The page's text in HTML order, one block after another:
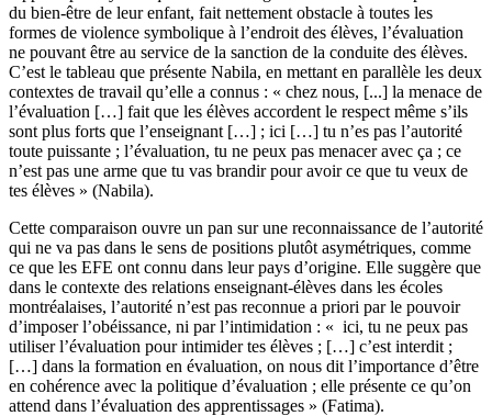
du bien-être de leur enfant, fait nettement obstacle à toutes les
formes de violence symbolique à l’endroit des élèves, l’évaluation
ne pouvant être au service de la sanction de la conduite des élèves.
C’est le tableau que présente Nabila, en mettant en parallèle les deux
contextes de travail qu’elle a connus : « chez nous, [...] la menace de
l’évaluation […] fait que les élèves accordent le respect même s’ils
sont plus forts que l’enseignant […] ; ici […] tu n’es pas l’autorité
toute puissante ; l’évaluation, tu ne peux pas menacer avec ça ; ce
n’est pas une arme que tu vas brandir pour avoir ce que tu veux de
tes élèves » (Nabila).
Cette comparaison ouvre un pan sur une reconnaissance de l’autorité
qui ne va pas dans le sens de positions plutôt asymétriques, comme
ce que les EFE ont connu dans leur pays d’origine. Elle suggère que
dans le contexte des relations enseignant-élèves dans les écoles
montréalaises, l’autorité n’est pas reconnue a priori par le pouvoir
d’imposer l’obéissance, ni par l’intimidation : « ici, tu ne peux pas
utiliser l’évaluation pour intimider tes élèves ; […] c’est interdit ;
[…] dans la formation en évaluation, on nous dit l’importance d’être
en cohérence avec la politique d’évaluation ; elle présente ce qu’on
attend dans l’évaluation des apprentissages » (Fatima).